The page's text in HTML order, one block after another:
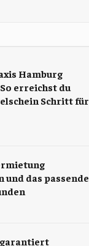
Hamburg
erreichst du
Schritt für
und das passende